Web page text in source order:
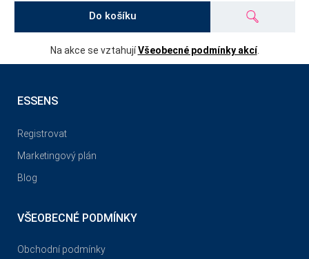
Do košíku
Na akce se vztahujíVšeobecné podmínky akcí.
ESSENS
Registrovat
Marketingový plán
Blog
VŠEOBECNÉ PODMÍNKY
Obchodní podmínky